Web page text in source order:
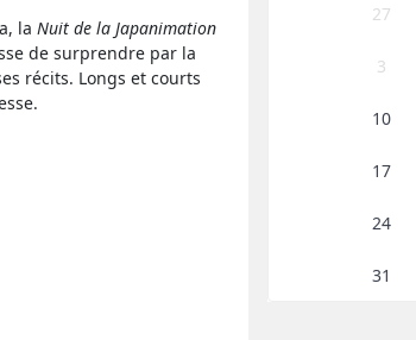
la Nuit de la Japanimation
de surprendre par la
récits. Longs et courts
27
3
10
17
24
31